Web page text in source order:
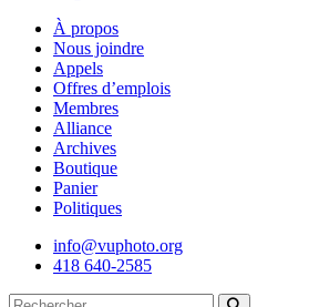
À propos
Nous joindre
Appels
Offres d’emplois
Membres
Alliance
Archives
Boutique
Panier
Politiques
info@vuphoto.org
418 640-2585